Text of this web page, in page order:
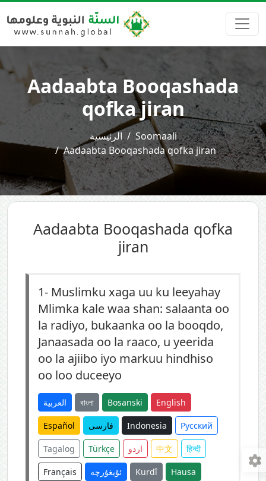
Aadaabta Booqashada
qofka jiran
الرئيسية
Soomaali
Aadaabta Booqashada qofka jiran
Aadaabta Booqashada qofka
jiran
1- Muslimku xaga uu ku leeyahay
Mlimka kale waa shan: salaanta oo
la radiyo, bukaanka oo la booqdo,
Janaasada oo la raaco, u yeerida
oo la ajiibo iyo markuu hindhiso
oo loo duceeyo
العربية বাংলা Bosanski English
Español فارسی Indonesia Русский
Tagalog Türkçe اردو 中文 हिन्दी
Français ئۇيغۇرچە Kurdî Hausa